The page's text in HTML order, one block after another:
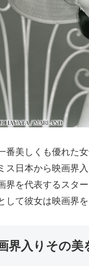
番美しくも優れた
ス日本から映画界
界を代表するスタ
して彼女は映画界
界入りその